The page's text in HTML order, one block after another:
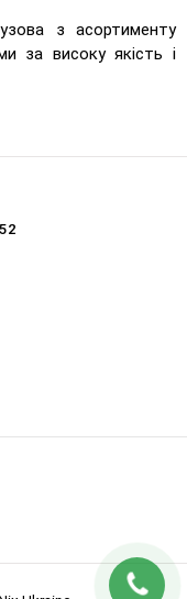
з асортименту
за високу якість і